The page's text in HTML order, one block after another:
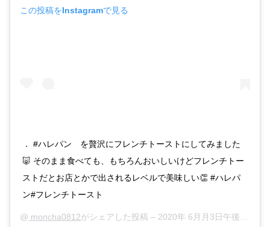
この投稿をInstagramで見る
． #ハレパン を贅沢にフレンチトーストにしてみました
🐷 そのまま食べても、もちろんおいしいけどフレンチトー
ストだとお店とかで出されるレベルで美味しい👏 #ハレパ
ン#フレンチトースト
@ moncha0812がシェアした投稿 – 2020年 6月月3日午後3時39分PDT